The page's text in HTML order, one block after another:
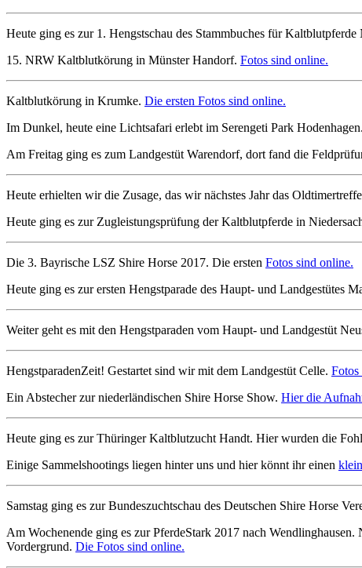
Heute ging es zur 1. Hengstschau des Stammbuches für Kaltblutpferde
15. NRW Kaltblutkörung in Münster Handorf. Fotos sind online.
Kaltblutkörung in Krumke. Die ersten Fotos sind online.
Im Dunkel, heute eine Lichtsafari erlebt im Serengeti Park Hodenhagen.
Am Freitag ging es zum Landgestüt Warendorf, dort fand die
Heute erhielten wir die Zusage, das wir nächstes Jahr das
Heute ging es zur Zugleistungsprüfung der Kaltblutpferde in
Die 3. Bayrische LSZ Shire Horse 2017. Die ersten Fotos sind online.
Heute ging es zur ersten Hengstparade des Haupt- und Landgestütes
Weiter geht es mit den Hengstparaden vom Haupt- und Landgestüt
HengstparadenZeit! Gestartet sind wir mit dem Landgestüt Celle. Fotos
Ein Abstecher zur niederländischen Shire Horse Show. Hier die
Heute ging es zur Thüringer Kaltblutzucht Handt. Hier wurden die
Einige Sammelshootings liegen hinter uns und hier könnt ihr einen
Samstag ging es zur Bundeszuchtschau des Deutschen Shire Horse
Am Wochenende ging es zur PferdeStark 2017 nach
Vordergrund. Die Fotos sind online.